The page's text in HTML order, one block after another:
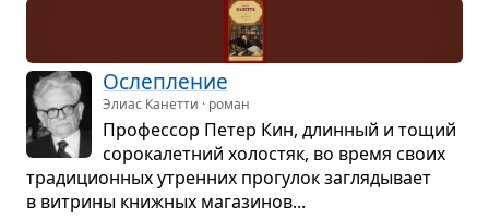
Ослеп­ле­ние
Элиас Канетти · роман
Про­фес­сор Петер Кин, длин­ный и тощий
соро­ка­лет­ний холо­стяк, во время своих
тра­ди­ци­он­ных утрен­них про­гу­лок загля­ды­вает
в вит­рины книж­ных мага­зи­нов...